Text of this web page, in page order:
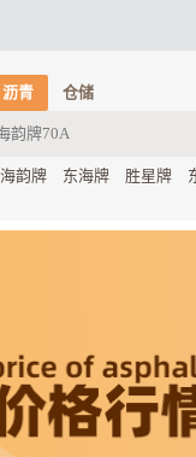
沥青 仓储
海韵牌 东海牌 胜星牌